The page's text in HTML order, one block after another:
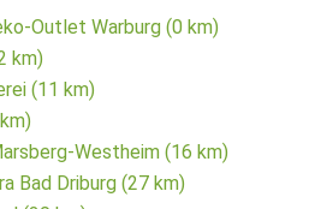
Outlet Warburg (0 km)
km)
(11 km)
Westheim (16 km)
Bad Driburg (27 km)